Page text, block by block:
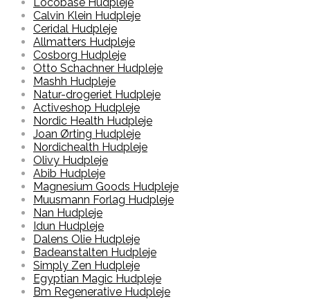
Calvin Klein Hudpleje
Ceridal Hudpleje
Allmatters Hudpleje
Cosborg Hudpleje
Otto Schachner Hudpleje
Mashh Hudpleje
Natur-drogeriet Hudpleje
Activeshop Hudpleje
Nordic Health Hudpleje
Joan Ørting Hudpleje
Nordichealth Hudpleje
Olivy Hudpleje
Abib Hudpleje
Magnesium Goods Hudpleje
Muusmann Forlag Hudpleje
Nan Hudpleje
Idun Hudpleje
Dalens Olie Hudpleje
Badeanstalten Hudpleje
Simply Zen Hudpleje
Egyptian Magic Hudpleje
Bm Regenerative Hudpleje